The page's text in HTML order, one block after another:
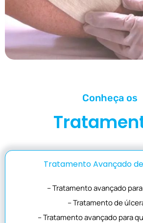
Conheça os
Tratamento Avançado
– Tratamento avançado
– Tratamento de
– Tratamento avançado para